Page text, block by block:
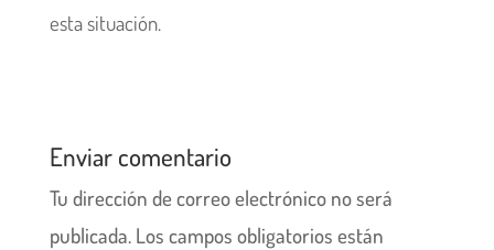
esta situación.
Enviar comentario
Tu dirección de correo electrónico no será
publicada. Los campos obligatorios están